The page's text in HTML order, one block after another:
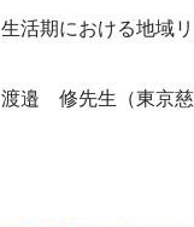
生活期における地域
渡邉　修先生（東京